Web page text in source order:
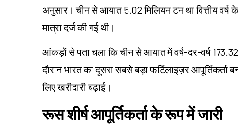
अनुसार। चीन से आयात 5.02 मिलियन टन था वित्तीय वर्ष
मात्रा दर्ज की गई थी।
आंकड़ों से पता चला कि चीन से आयात में वर्ष-दर-वर्ष
दौरान भारत का दूसरा सबसे बड़ा फर्टिलाइज़र
लिए खरीदारी बढ़ाई।
रूस शीर्ष आपूर्तिकर्ता के रूप में जारी